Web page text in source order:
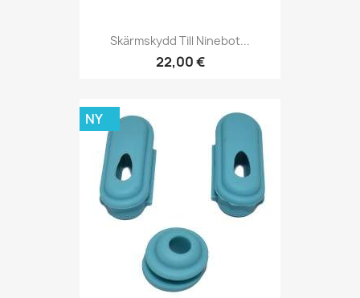
Skärmskydd Till Ninebot...
22,00 €
NY